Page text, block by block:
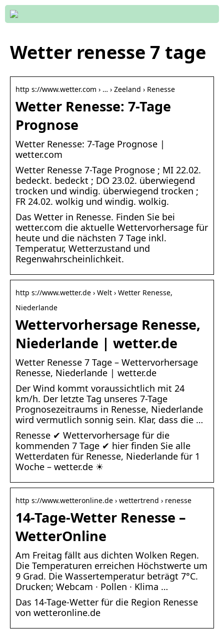
Wetter renesse 7 tage
http s://www.wetter.com › … › Zeeland › Renesse
Wetter Renesse: 7-Tage
Prognose
Wetter Renesse: 7-Tage Prognose |
wetter.com
Wetter Renesse 7-Tage Prognose ; MI 22.02.
bedeckt. bedeckt ; DO 23.02. überwiegend
trocken und windig. überwiegend trocken ;
FR 24.02. wolkig und windig. wolkig.
Das Wetter in Renesse. Finden Sie bei
wetter.com die aktuelle Wettervorhersage für
heute und die nächsten 7 Tage inkl.
Temperatur, Wetterzustand und
Regenwahrscheinlichkeit.
http s://www.wetter.de › Welt › Wetter Renesse,
Niederlande
Wettervorhersage Renesse,
Niederlande | wetter.de
Wetter Renesse 7 Tage – Wettervorhersage
Renesse, Niederlande | wetter.de
Der Wind kommt voraussichtlich mit 24
km/h. Der letzte Tag unseres 7-Tage
Prognosezeitraums in Renesse, Niederlande
wird vermutlich sonnig sein. Klar, dass die …
Renesse ✔ Wettervorhersage für die
kommenden 7 Tage ✔ hier finden Sie alle
Wetterdaten für Renesse, Niederlande für 1
Woche – wetter.de ☀
http s://www.wetteronline.de › wettertrend › renesse
14-Tage-Wetter Renesse –
WetterOnline
Am Freitag fällt aus dichten Wolken Regen.
Die Temperaturen erreichen Höchstwerte um
9 Grad. Die Wassertemperatur beträgt 7°C.
Drucken; Webcam · Pollen · Klima …
Das 14-Tage-Wetter für die Region Renesse
von wetteronline.de